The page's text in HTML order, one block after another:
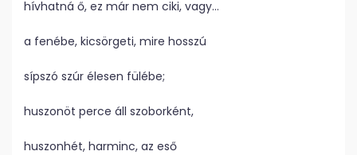
hívhatná ő, ez már nem ciki, vagy…
a fenébe, kicsörgeti, mire hosszú
sípszó szúr élesen fülébe;
huszonöt perce áll szoborként,
huszonhét, harminc, az eső